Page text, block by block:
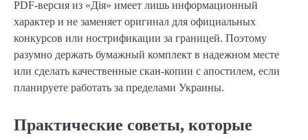
PDF-версия из «Дія» имеет лишь информационный
характер и не заменяет оригинал для официальных
конкурсов или нострификации за границей. Поэтому
разумно держать бумажный комплект в надежном месте
или сделать качественные скан-копии с апостилем, если
планируете работать за пределами Украины.
Практические советы, которые